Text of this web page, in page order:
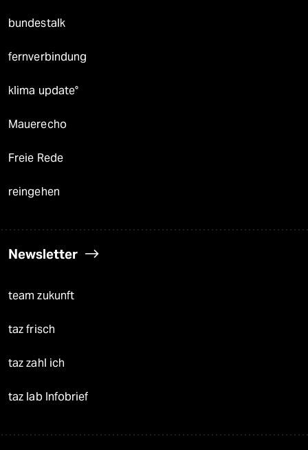
bundestalk
fernverbindung
klima update°
Mauerecho
Freie Rede
reingehen
Newsletter
team zukunft
taz frisch
taz zahl ich
taz lab Infobrief